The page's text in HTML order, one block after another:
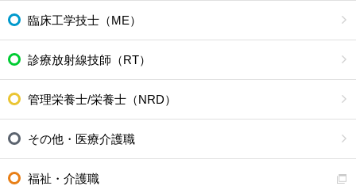
臨床工学技士（ME）
診療放射線技師（RT）
管理栄養士/栄養士（NRD）
その他・医療介護職
福祉・介護職